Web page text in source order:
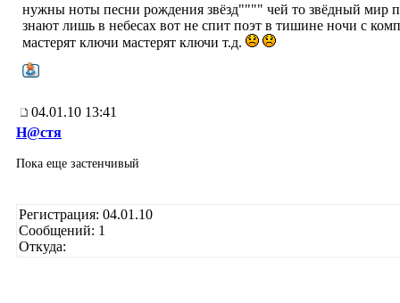
нужны ноты песни рождения звёзд"""" чей то звёдный мир
знают лишь в небесах вот не спит поэт в тишине ночи с
мастерят ключи мастерят ключи т.д.
04.01.10 13:41
Н@cтя
Пока еще застенчивый
Регистрация: 04.01.10
Сообщений: 1
Откуда: